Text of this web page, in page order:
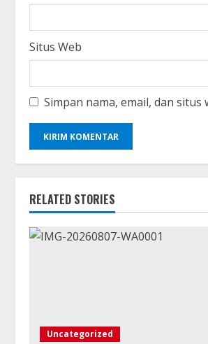
Situs Web
Simpan nama, email, dan
RELATED STORIES
Uncategorized